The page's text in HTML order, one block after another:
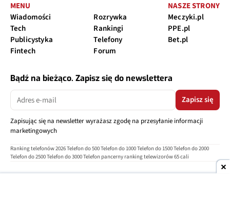
MENU
Wiadomości
Tech
Publicystyka
Fintech
Rozrywka
Rankingi
Telefony
Forum
NASZE STRONY
Meczyki.pl
PPE.pl
Bet.pl
Bądź na bieżąco. Zapisz się do newslettera
Zapisz się
Zapisując się na newsletter wyrażasz zgodę na przesyłanie informacji
marketingowych
Ranking telefonów 2026Telefon do 500Telefon do 1000Telefon do 1500Telefon do 2000
Telefon do 2500Telefon do 3000Telefon pancerny ranking telewizorów 65 cali